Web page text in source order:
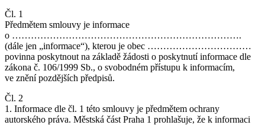
Čl. 1
Předmětem smlouvy je informace
o ……………………………………………………………….
(dále jen „informace“), kterou je obec ……………………………
povinna poskytnout na základě žádosti o poskytnutí informace dle
zákona č. 106/1999 Sb., o svobodném přístupu k informacím,
ve znění pozdějších předpisů.
Čl. 2
1. Informace dle čl. 1 této smlouvy je předmětem ochrany
autorského práva. Městská část Praha 1 prohlašuje, že k informaci